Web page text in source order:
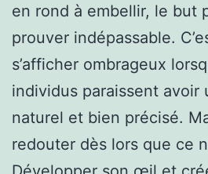
en rond à embellir, le but
prouver indépassable.
s’afficher ombrageux
individus paraissent avoir
naturel et bien précisé.
redouter dès lors que ce